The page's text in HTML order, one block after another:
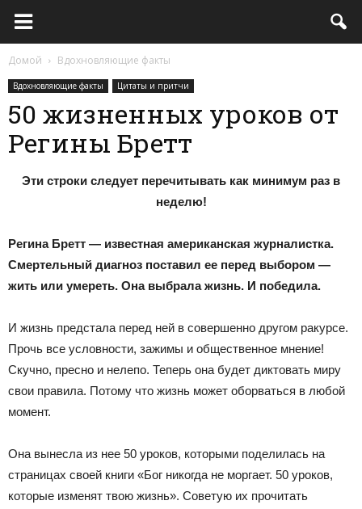
Домой Вдохновляющие факты
Вдохновляющие факты Цитаты и притчи
50 жизненных уроков от
Регины Бретт
Эти строки следует перечитывать как минимум раз в
неделю!
Регина Бретт — известная американская журналистка.
Смертельный диагноз поставил ее перед выбором —
жить или умереть. Она выбрала жизнь. И победила.
И жизнь предстала перед ней в совершенно другом ракурсе.
Прочь все условности, зажимы и общественное мнение!
Скучно, пресно и нелепо. Теперь она будет диктовать миру
свои правила. Потому что жизнь может оборваться в любой
момент.
Она вынесла из нее 50 уроков, которыми поделилась на
страницах своей книги «Бог никогда не моргает. 50 уроков,
которые изменят твою жизнь». Советую их прочитать